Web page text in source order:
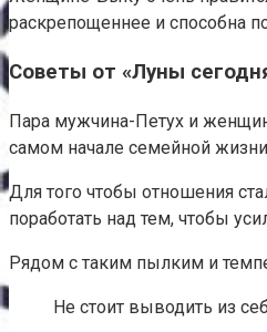
раскрепощеннее и способна
Советы от «Луны
Пара мужчина-Петух и
самом начале семейной
Для того чтобы отношения
поработать над тем, чтобы
Рядом с таким пылким и
Не стоит выводить из